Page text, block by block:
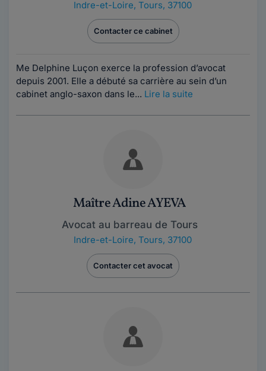
Indre-et-Loire, Tours, 37100
Contacter ce cabinet
Me Delphine Luçon exerce la profession d’avocat
depuis 2001. Elle a débuté sa carrière au sein d’un
cabinet anglo-saxon dans le... Lire la suite
Maître Adine AYEVA
Avocat au barreau de Tours
Indre-et-Loire, Tours, 37100
Contacter cet avocat